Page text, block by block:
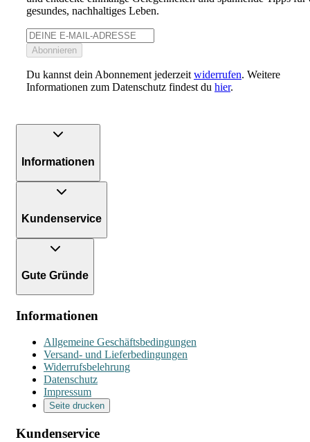
gesundes, nachhaltiges Leben.
Abonnieren
Du kannst dein Abonnement jederzeit widerrufen. Weitere
Informationen zum Datenschutz findest du hier.
Informationen
Kundenservice
Gute Gründe
Informationen
Allgemeine Geschäftsbedingungen
Versand- und Lieferbedingungen
Widerrufsbelehrung
Datenschutz
Impressum
Seite drucken
Kundenservice